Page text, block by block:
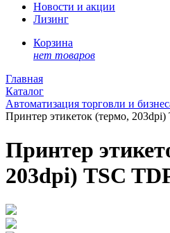
Новости и акции
Лизинг
Корзина
нет товаров
Главная
Каталог
Автоматизация торговли и
Принтер этикеток (термо,
Принтер
203dpi) TSC